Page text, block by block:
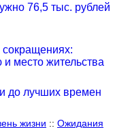
76,5 тыс. рублей
место жительства
до лучших времен
жизни :: Ожидания